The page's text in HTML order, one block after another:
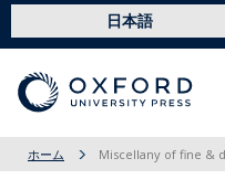
日本語
ホーム Miscellany of fine &